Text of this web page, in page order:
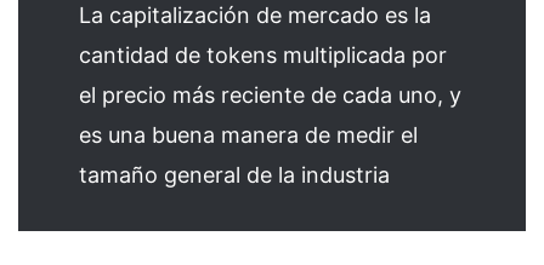
La capitalización de mercado es la
cantidad de tokens multiplicada por
el precio más reciente de cada uno, y
es una buena manera de medir el
tamaño general de la industria